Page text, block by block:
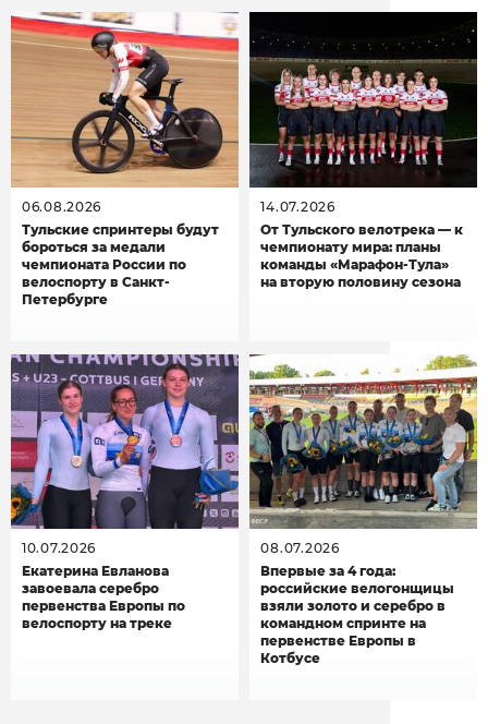
06.08.2026
Тульские спринтеры будут
бороться за медали
чемпионата России по
велоспорту в Санкт-
Петербурге
14.07.2026
От Тульского велотрека — к
чемпионату мира: планы
команды «Марафон-Тула»
на вторую половину сезона
10.07.2026
Екатерина Евланова
завоевала серебро
первенства Европы по
велоспорту на треке
08.07.2026
Впервые за 4 года:
российские велогонщицы
взяли золото и серебро в
командном спринте на
первенстве Европы в
Котбусе